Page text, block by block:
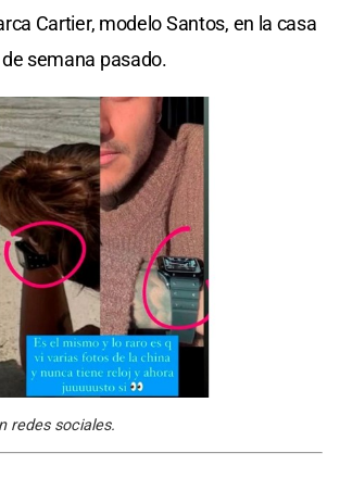
Cartier, modelo Santos, en la casa
semana pasado.
redes sociales.